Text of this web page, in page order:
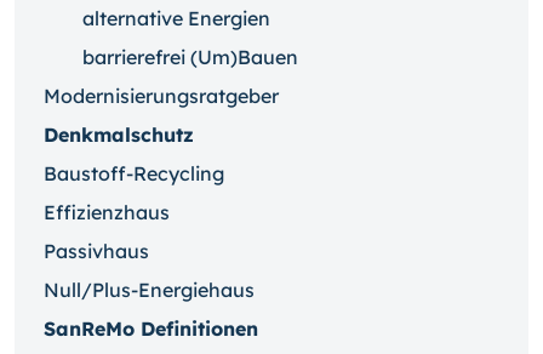
alternative Energien
barrierefrei (Um)Bauen
Modernisierungsratgeber
Denkmalschutz
Baustoff-Recycling
Effizienzhaus
Passivhaus
Null/Plus-Energiehaus
SanReMo Definitionen